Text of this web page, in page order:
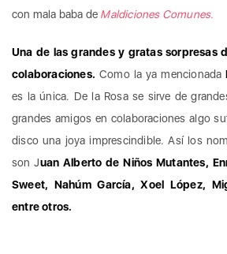
con mala baba de Maldiciones Comunes.
Una de las grandes y gratas sorpresas
colaboraciones. Como la ya mencionada
es la única. De la Rosa se sirve de
grandes amigos en colaboraciones algo
disco una joya imprescindible. Así los
son Juan Alberto de Niños Mutantes,
Sweet, Nahúm García, Xoel López,
entre otros.